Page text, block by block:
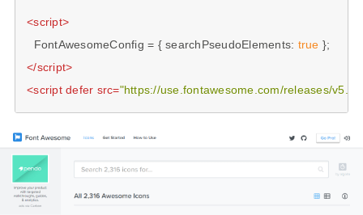
<script>
  FontAwesomeConfig = {
searchPseudoElements: true
</script>
<script defer src="https://use.fontawesome.com/releases/